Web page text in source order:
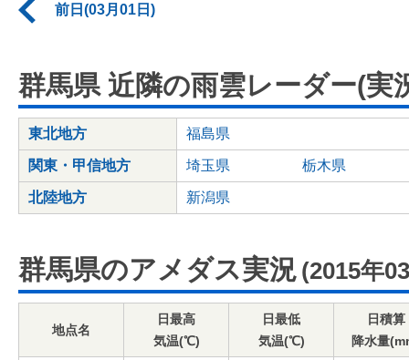
前日(03月01日)
群馬県 近隣の雨雲レーダー(実
東北地方 福島県
関東・甲信地方 埼玉県 栃木県
北陸地方 新潟県
群馬県のアメダス実況 (2015年
地点名
日最高
気温(℃)
日最低
気温(℃)
日積算
降水量